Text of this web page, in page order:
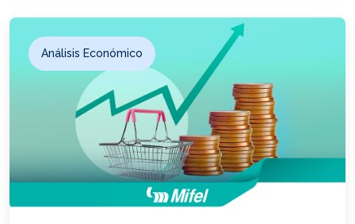
Análisis Económico